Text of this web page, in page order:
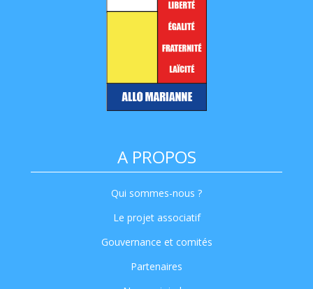
A PROPOS
Qui sommes-nous ?
Le projet associatif
Gouvernance et comités
Partenaires